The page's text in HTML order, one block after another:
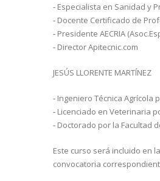
‐ Especialista en Sanidad y
‐ Docente Certificado de
‐ Presidente AECRIA
‐ Director Apitecnic.com
JESÚS LLORENTE MARTÍNEZ
‐ Ingeniero Técnica Agrícola
‐ Licenciado en Veterinaria
‐ Doctorado por la Facultad
Este curso será incluido en
convocatoria